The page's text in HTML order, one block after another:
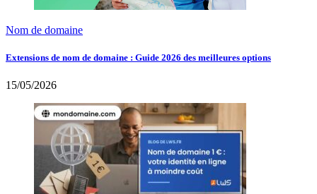
Nom de domaine
Extensions de nom de domaine : Guide 2026 des meilleures options
15/05/2026